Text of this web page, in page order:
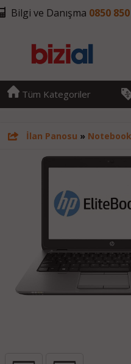
Bilgi ve Danışma 0850
Tüm Kategoriler
İlan Panosu »